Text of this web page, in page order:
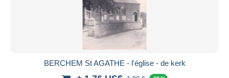
BERCHEM St AGATHE - l'église - de kerk